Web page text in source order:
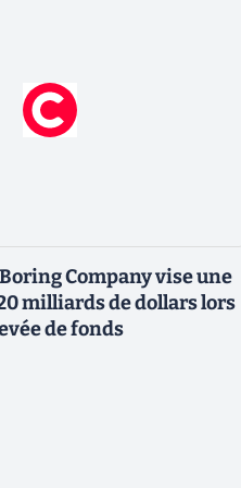
Company vise une
milliards de dollars lors
de fonds